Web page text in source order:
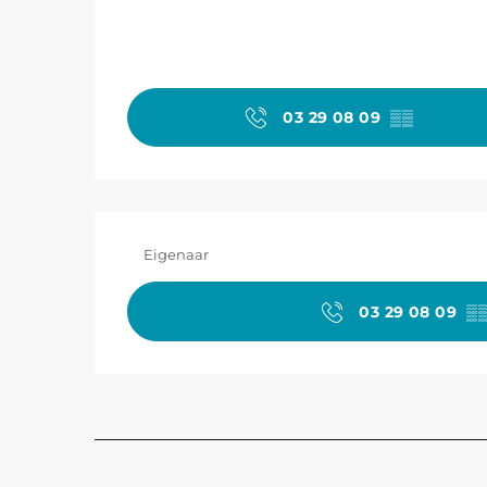
03 29 08 09▒▒
Eigenaar
03 29 08 09